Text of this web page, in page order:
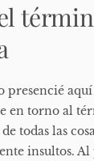
presencié
en torno al
todas las
insultos.